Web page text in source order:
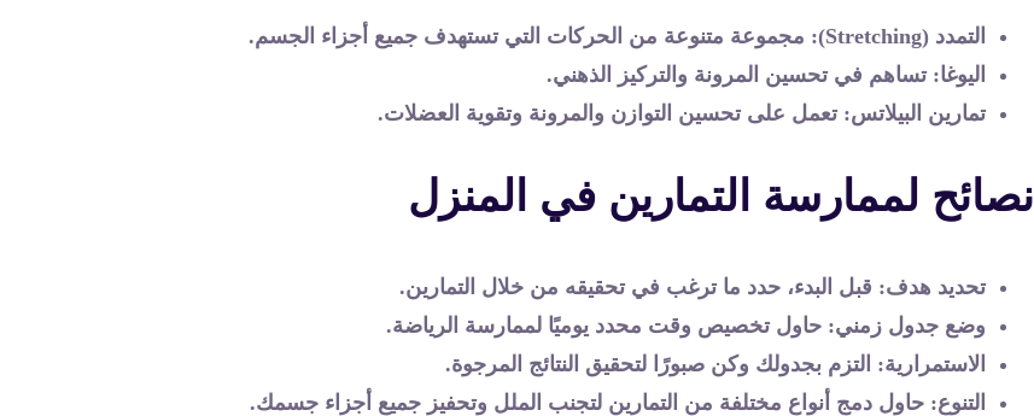
التمدد (Stretching)
: مجموعة متنوعة من الحركات التي تستهدف جميع أجزاء الجسم.
اليوغا: تساهم في تحسين المرونة والتركيز الذهني.
تمارين البيلاتس: تعمل على تحسين التوازن والمرونة وتقوية العضلات.
نصائح لممارسة التمارين في المنزل
تحديد هدف: قبل البدء، حدد ما ترغب في تحقيقه من خلال التمارين.
وضع جدول زمني: حاول تخصيص وقت محدد يوميًا لممارسة الرياضة.
الاستمرارية: التزم بجدولك وكن صبورًا لتحقيق النتائج المرجوة.
التنوع: حاول دمج أنواع مختلفة من التمارين لتجنب الملل وتحفيز جميع أجزاء جسمك.